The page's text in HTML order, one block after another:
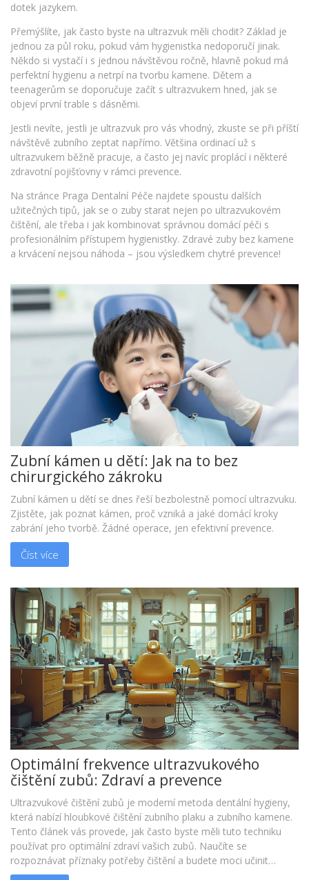
dotek jazykem.
Přemýšlíte, jak často byste na ultrazvuk měli chodit? Základ je
jednou za půl roku, pokud vám hygienistka nedoporučí jinak.
Někdo si vystačí i s jednou návštěvou ročně, hlavně pokud má
perfektní hygienu a netrpí na tvorbu kamene. Dětem a
teenagerům se doporučuje začít s ultrazvukem hned, jak se
objeví první trable s dásněmi.
Jestli nevíte, jestli je ultrazvuk pro vás vhodný, zkuste se při příští
návštěvě zubního zeptat napřímo. Většina ordinací už s
ultrazvukem běžně pracuje, a často jej navíc proplácí i některé
zdravotní pojišťovny v rámci prevence.
Na stránce Praga Dentalní Péče najdete spoustu dalších
užitečných tipů, jak se o zuby starat nejen po ultrazvukovém
čištění, ale třeba i jak kombinovat správnou domácí péči s
profesionálním přístupem hygienistky. Zdravé zuby bez kamene
a krvácení nejsou náhoda – jsou výsledkem chytré prevence!
Zubní kámen u dětí: Jak na to bez
chirurgického zákroku
Zubní kámen u dětí se dnes řeší bezbolestně pomocí ultrazvuku.
Zjistěte, jak poznat kámen, proč vzniká a jaké domácí kroky
zabrání jeho tvorbě. Žádné operace, jen efektivní prevence.
Číst více
Optimální frekvence ultrazvukového
čištění zubů: Zdraví a prevence
Ultrazvukové čištění zubů je moderní metoda dentální hygieny,
která nabízí hloubkové čištění zubního plaku a zubního kamene.
Tento článek vás provede, jak často byste měli tuto techniku
používat pro optimální zdraví vašich zubů. Naučíte se
rozpoznávat příznaky potřeby čištění a budete moci učinit
informovaná rozhodnutí týkající se vaší dentální rutiny.